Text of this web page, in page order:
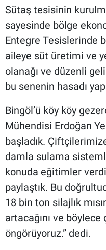
Sütaş tesisinin
sayesinde bölge
Entegre Tesislerinde
aileye süt üretimi ve
olanağı ve düzenli
bu senenin hasadı
Bingöl’ü köy köy
Mühendisi Erdoğan
başladık.
damla sulama
konuda eğitimler
paylaştık. Bu
18 bin ton silajlık
artacağını ve
öngörüyoruz.” dedi.